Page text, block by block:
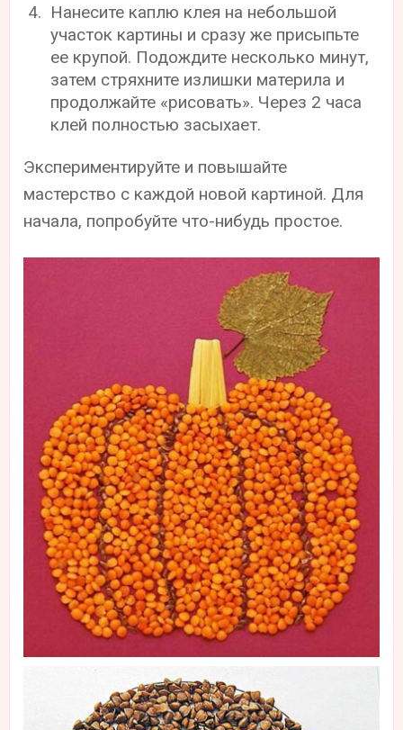
Нанесите каплю клея на небольшой
участок картины и сразу же присыпьте
ее крупой. Подождите несколько минут,
затем стряхните излишки материла и
продолжайте «рисовать». Через 2 часа
клей полностью засыхает.
Экспериментируйте и повышайте
мастерство с каждой новой картиной. Для
начала, попробуйте что-нибудь простое.